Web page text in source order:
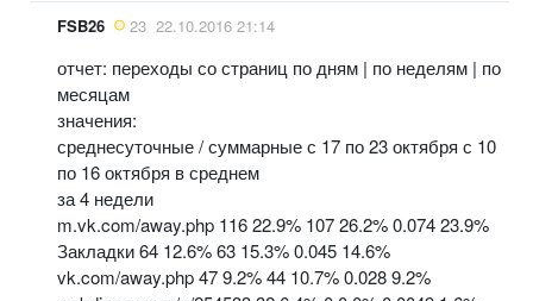
FSB26 23 22.10.2016 21:14
отчет: переходы со страниц по дням | по неделям | по
месяцам
значения:
среднесуточные / суммарные с 17 по 23 октября с 10
по 16 октября в среднем
за 4 недели
m.vk.com/away.php 116 22.9% 107 26.2% 0.074 23.9%
Закладки 64 12.6% 63 15.3% 0.045 14.6%
vk.com/away.php 47 9.2% 44 10.7% 0.028 9.2%